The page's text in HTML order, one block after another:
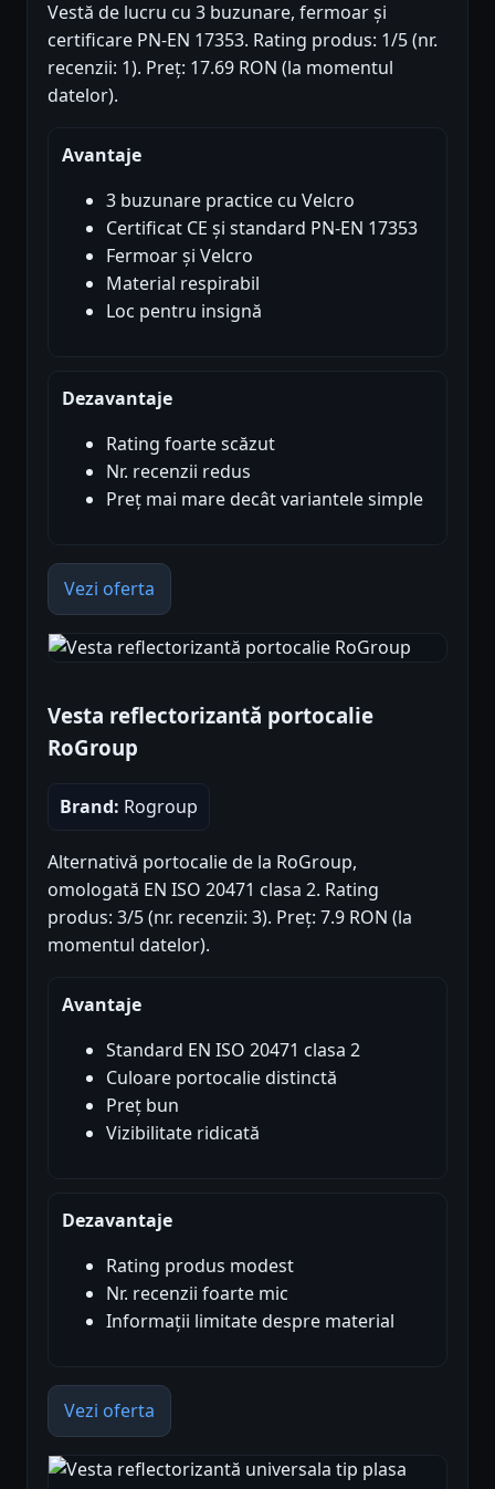
Vestă de lucru cu 3 buzunare, fermoar și
certificare PN-EN 17353. Rating produs: 1/5 (nr.
recenzii: 1). Preț: 17.69 RON (la momentul
datelor).
Avantaje
3 buzunare practice cu Velcro
Certificat CE și standard PN-EN 17353
Fermoar și Velcro
Material respirabil
Loc pentru insignă
Dezavantaje
Rating foarte scăzut
Nr. recenzii redus
Preț mai mare decât variantele simple
Vezi oferta
Vesta reflectorizantă portocalie
RoGroup
Brand: Rogroup
Alternativă portocalie de la RoGroup,
omologată EN ISO 20471 clasa 2. Rating
produs: 3/5 (nr. recenzii: 3). Preț: 7.9 RON (la
momentul datelor).
Avantaje
Standard EN ISO 20471 clasa 2
Culoare portocalie distinctă
Preț bun
Vizibilitate ridicată
Dezavantaje
Rating produs modest
Nr. recenzii foarte mic
Informații limitate despre material
Vezi oferta